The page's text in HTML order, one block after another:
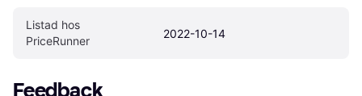
Listad hos
PriceRunner
2022-10-14
Feedback